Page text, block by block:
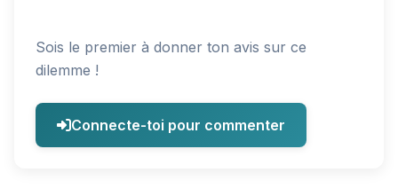
Sois le premier à donner ton avis sur ce
dilemme !
Connecte-toi pour commenter